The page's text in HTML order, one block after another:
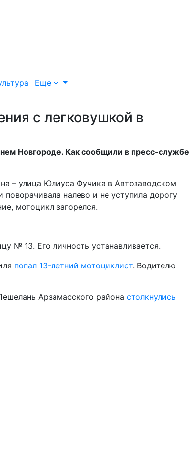
Еще
с легковушкой в
Новгороде. Как сообщили в пресс-службе
– улица Юлиуса Фучика в Автозаводском
налево и не уступила дорогу
мотоцикл загорелся.
№ 13. Его личность устанавливается.
попал 13-летний мотоциклист. Водителю
Арзамасского района столкнулись